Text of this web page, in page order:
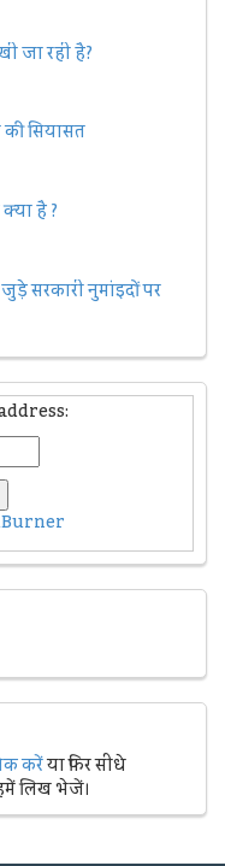
जा रही है?
सियासत
है ?
सरकारी नुमांइदों पर
करेंया फिर सीधे
लिख भेजें।